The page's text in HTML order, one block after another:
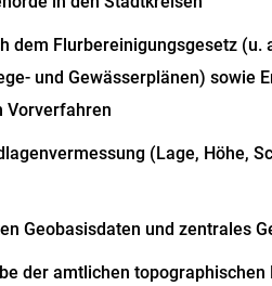
dem Flurbereinigungsgesetz (u.
und Gewässerplänen) sowie
Vorverfahren
(Lage, Höhe,
Geobasisdaten und zentrales
der amtlichen topographischen